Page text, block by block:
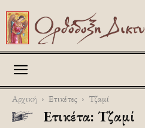
Αρχική Ετικέτες Τζαμί
Ετικέτα: Τζαμί